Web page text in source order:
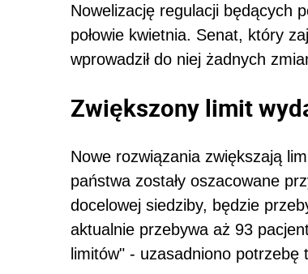
Nowelizację regulacji będących
połowie kwietnia. Senat, który
wprowadził do niej żadnych
Zwiększony limit
Nowe rozwiązania zwiększają
państwa zostały oszacowane
docelowej siedziby, będzie
aktualnie przebywa aż 93
limitów" - uzasadniono potrzebę